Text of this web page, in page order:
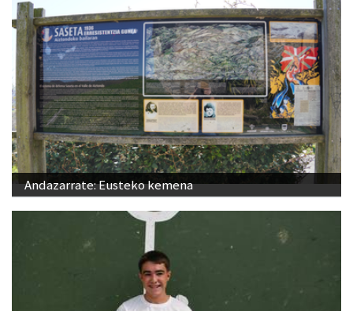
Andazarrate: Eusteko kemena